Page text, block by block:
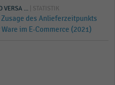
VERSA ... | STATISTIK
des Anlieferzeitpunkts
im E-Commerce (2021)